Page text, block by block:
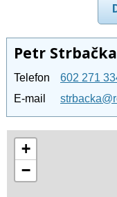
Petr Strbačka
Telefon
602 271
E-mail
+
−